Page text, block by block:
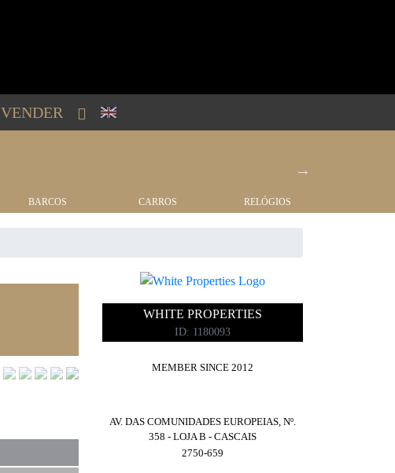
VENDER
BARCOS CARROS RELÓGIOS
WHITE PROPERTIES
ID: 1180093
MEMBER SINCE 2012
AV. DAS COMUNIDADES EUROPEIAS, Nº.
358 - LOJA B - CASCAIS
2750-659